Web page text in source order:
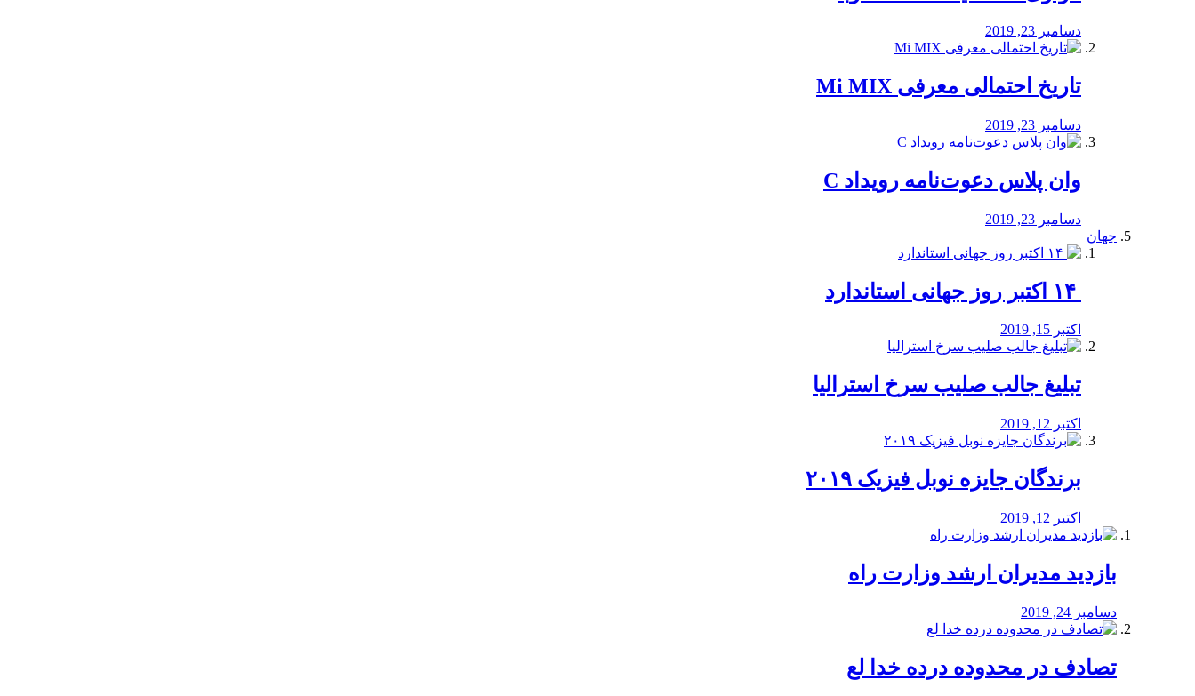
دسامبر 23, 2019
تاریخ احتمالی معرفی Mi MIX
دسامبر 23, 2019
وان پلاس دعوت‌نامه رویداد C
دسامبر 23, 2019
جهان
اکتبر 15, 2019
تبلیغ جالب صلیب سرخ استرالیا
اکتبر 12, 2019
برندگان جایزه نوبل فیزیک ۲۰۱۹
اکتبر 12, 2019
بازدید مدیران ارشد وزارت راه
دسامبر 24, 2019
تصادف در محدوده درده خدا لع